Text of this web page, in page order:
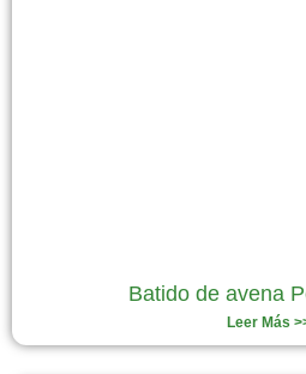
Batido de avena
Leer Más